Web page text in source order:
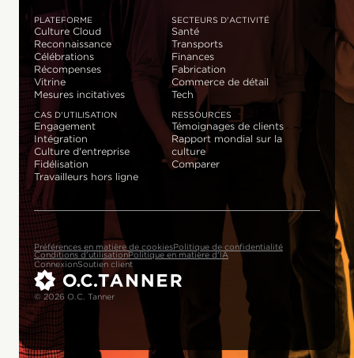
PLATEFORME
Culture Cloud
Reconnaissance
Célébrations
Récompenses
Vitrine
Mesures incitatives
SECTEURS D'ACTIVITÉ
Santé
Transports
Finances
Fabrication
Commerce de détail
Tech
CAS D'UTILISATION
Engagement
Intégration
Culture d'entreprise
Fidélisation
Travailleurs hors ligne
RESSOURCES
Témoignages de clients
Rapport mondial sur la
culture
Comparer
Préférences en matière de cookiesPolitique de confidentialité
Conditions d'utilisationPolitique en matière d'IA
ConnexionSoutien client
© 2026 O.C. Tanner